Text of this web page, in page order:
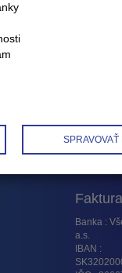
Banka :
a.s.
IBAN :
SPRAVOVAŤ